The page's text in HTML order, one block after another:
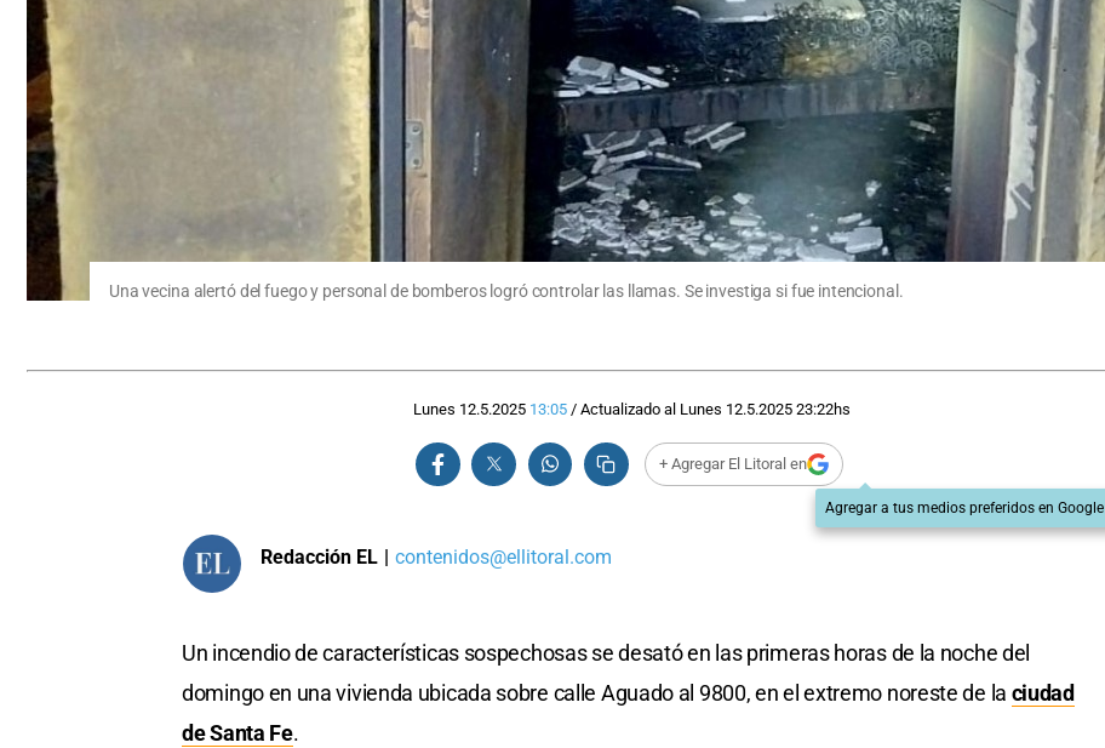
Una vecina alertó del fuego y personal de bomberos logró controlar las llamas. Se investiga si fue intencional.
Lunes 12.5.2025 13:05/ Actualizado al Lunes 12.5.2025 23:22hs
+ Agregar El Litoral en
Agregar a tus medios preferidos en Google
Redacción EL | contenidos@ellitoral.com
Un incendio de características sospechosas se desató en las primeras horas de la noche del
domingo en una vivienda ubicada sobre calle Aguado al 9800, en el extremo noreste de la ciudad
de Santa Fe.